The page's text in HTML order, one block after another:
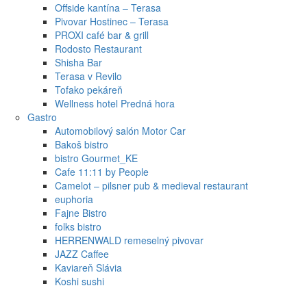
Offside kantína – Terasa
Pivovar Hostinec – Terasa
PROXI café bar & grill
Rodosto Restaurant
Shisha Bar
Terasa v Revilo
Tofako pekáreň
Wellness hotel Predná hora
Gastro
Automobilový salón Motor Car
Bakoš bistro
bistro Gourmet_KE
Cafe 11:11 by People
Camelot – pilsner pub & medieval restaurant
euphoria
Fajne Bistro
folks bistro
HERRENWALD remeselný pivovar
JAZZ Caffee
Kaviareň Slávia
Koshi sushi